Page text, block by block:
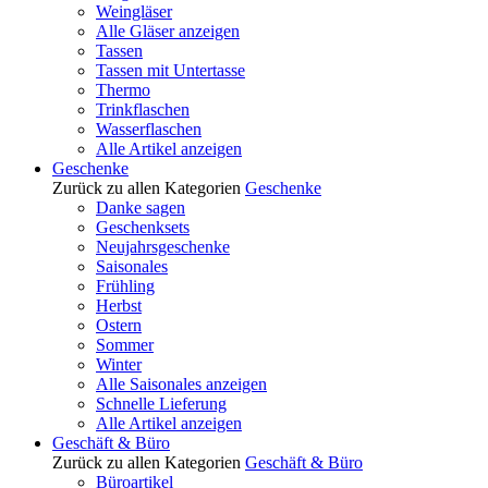
Weingläser
Alle Gläser anzeigen
Tassen
Tassen mit Untertasse
Thermo
Trinkflaschen
Wasserflaschen
Alle Artikel anzeigen
Geschenke
Zurück zu allen Kategorien Geschenke
Danke sagen
Geschenksets
Neujahrsgeschenke
Saisonales
Frühling
Herbst
Ostern
Sommer
Winter
Alle Saisonales anzeigen
Schnelle Lieferung
Alle Artikel anzeigen
Geschäft & Büro
Zurück zu allen Kategorien Geschäft & Büro
Büroartikel